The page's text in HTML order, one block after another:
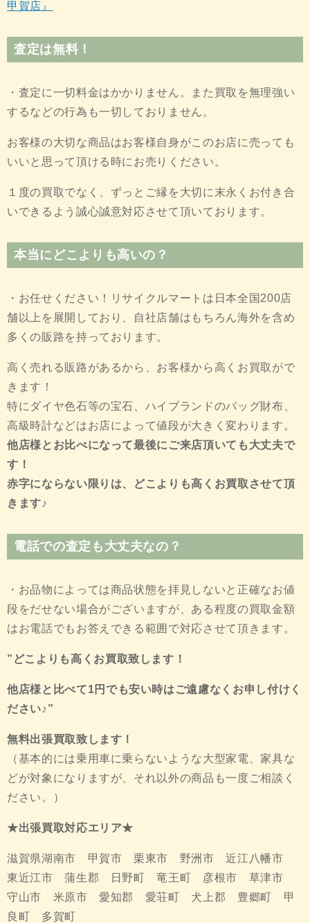
甲賀店』
査定は無料！
・査定に一切料金はかかりません。また買取を無理強い
するなどの行為も一切しておりません。
お客様の大切な商品はお客様自身がこのお店に売っても
いいと思って頂ける時にお売りください。
１度の買取でなく、ずっとご縁を大切に末永くお付き合
いできるよう誠心誠意対応させて頂いております。
本当にどこよりも高いの？
・お任せください！リサイクルマートは日本全国200店
舗以上を展開しており、自社店舗はもちろん海外を含め
多くの販路を持っております。
高く売れる販路があるから、お客様から高くお買取がで
きます！
特にダイヤ色石等の宝石、ハイブランドのバッグ財布、
高級時計などはお店によって値段が大きく変わります。
他店様とお比べになって最後にご来店頂いても大丈夫で
す！
赤字にならない限りは、どこよりも高くお買取させて頂
きます♪
電話での査定も大丈夫なの？
・お品物によっては商品状態を拝見しないと正確なお値
段をだせない場合がございますが、ある程度の買取金額
はお電話でもお答えできる範囲で対応させて頂きます。
”どこよりも高くお買取致します！
他店様と比べて1円でも安い時はご遠慮なくお申し付けく
ださい♪”
無料出張買取致します！
（基本的には乗用車に乗らないような大型家電、家具な
どが対象になりますが、それ以外の商品も一度ご相談く
ださい。）
★出張買取対応エリア★
滋賀県湖南市 甲賀市 栗東市 野洲市 近江八幡市
東近江市 蒲生郡 日野町 竜王町 彦根市 草津市
守山市 米原市 愛知郡 愛荘町 犬上郡 豊郷町 甲
良町 多賀町